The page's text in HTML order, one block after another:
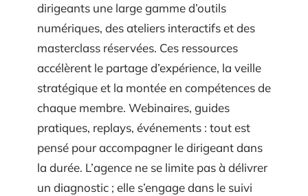
dirigeants une large gamme d’outils
numériques, des ateliers interactifs et des
masterclass réservées. Ces ressources
accélèrent le partage d’expérience, la veille
stratégique et la montée en compétences de
chaque membre. Webinaires, guides
pratiques, replays, événements : tout est
pensé pour accompagner le dirigeant dans
la durée. L’agence ne se limite pas à délivrer
un diagnostic ; elle s’engage dans le suivi